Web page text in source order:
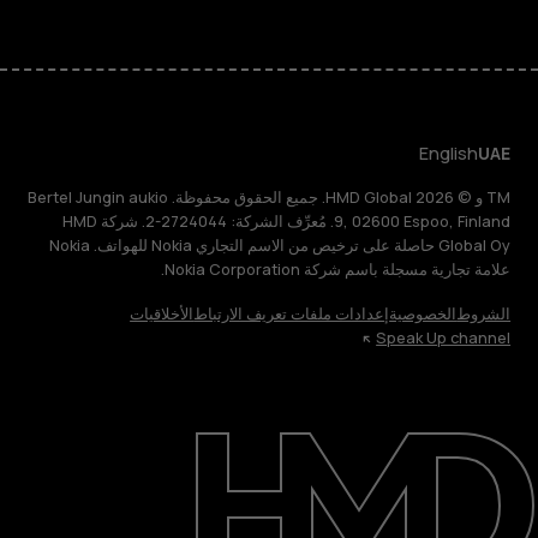
حول
الدعم
UAE
English
TM و © 2026 HMD Global. جميع الحقوق محفوظة. Bertel Jungin aukio
9, 02600 Espoo, Finland. مُعرِّف الشركة: 2724044-2. شركة HMD
Global Oy حاصلة على ترخيص من الاسم التجاري Nokia للهواتف. Nokia
علامة تجارية مسجلة باسم شركة Nokia Corporation.
الشروطالخصوصيةإعدادات ملفات تعريف الارتباطالأخلاقيات
Speak Up channel